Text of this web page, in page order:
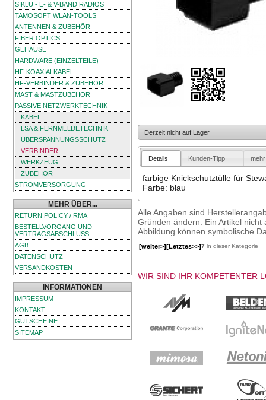
SIKLU - E- & V-BAND RADIOS
TAMOSOFT WLAN-TOOLS
ANTENNEN & ZUBEHÖR
FIBER OPTICS
GEHÄUSE
HARDWARE (EINZELTEILE)
HF-KOAXIALKABEL
HF-VERBINDER & ZUBEHÖR
MAST & MASTZUBEHÖR
PASSIVE NETZWERKTECHNIK
KABEL
LSA & FERNMELDETECHNIK
ÜBERSPANNUNGSSCHUTZ
VERBINDER
WERKZEUG
ZUBEHÖR
STROMVERSORGUNG
MEHR ÜBER...
RETURN POLICY / RMA
BESTELLVORGANG UND
VERTRAGSABSCHLUSS
AGB
DATENSCHUTZ
VERSANDKOSTEN
INFORMATIONEN
IMPRESSUM
KONTAKT
GUTSCHEINE
SITEMAP
Derzeit nicht auf Lager
Details Kunden-Tipp
farbige Knickschutztülle für
Farbe: blau
Alle Angaben sind
Gründen ändern. Ein Artikel
Abbildung können symbolische
[weiter>][Letztes>>]7 in dieser Kategorie
WIR SIND IHR KOMPETENTER